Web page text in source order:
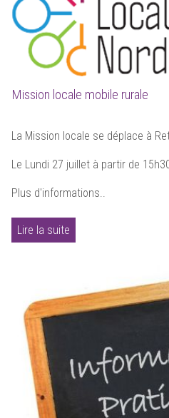
Mission locale mobile rurale
La Mission locale se déplace à
Le Lundi 27 juillet à partir de
Plus d'informations..
Lire la suite